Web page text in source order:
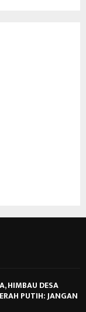
HIMBAU DESA
PUTIH: JANGAN